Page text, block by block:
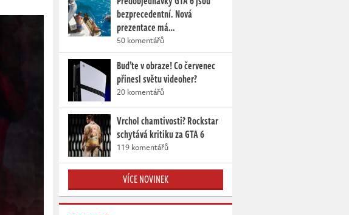
bezprecedentní. Nová
prezentace má…
50 komentářů
Buďte v obraze! Co červenec
přinesl světu videoher?
20 komentářů
Vrchol chamtivosti? Rockstar
schytává kritiku za GTA 6
119 komentářů
VÍCE NOVINEK